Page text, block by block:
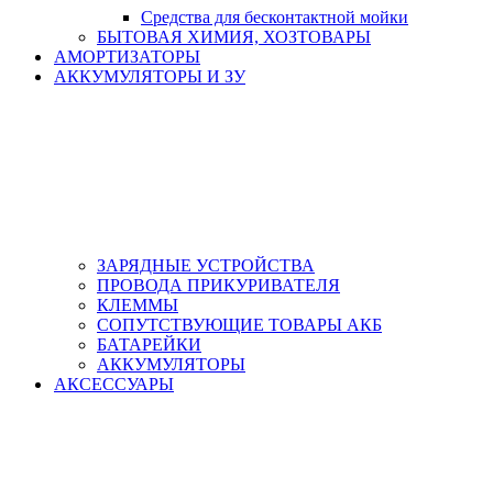
Средства для бесконтактной мойки
БЫТОВАЯ ХИМИЯ, ХОЗТОВАРЫ
АМОРТИЗАТОРЫ
АККУМУЛЯТОРЫ И ЗУ
ЗАРЯДНЫЕ УСТРОЙСТВА
ПРОВОДА ПРИКУРИВАТЕЛЯ
КЛЕММЫ
СОПУТСТВУЮЩИЕ ТОВАРЫ АКБ
БАТАРЕЙКИ
АККУМУЛЯТОРЫ
АКСЕСCУАРЫ